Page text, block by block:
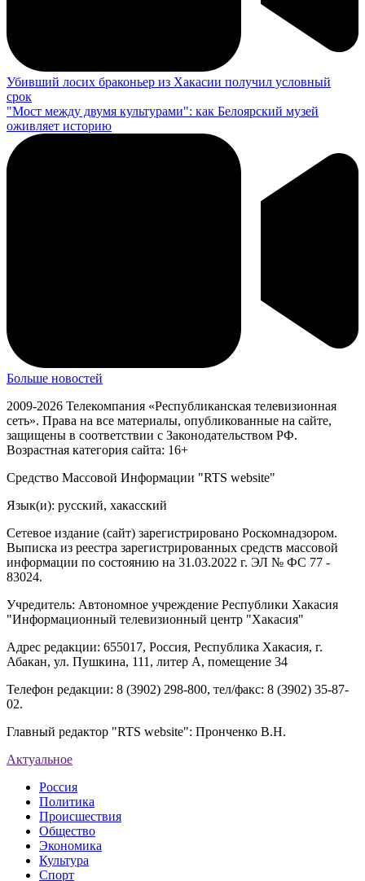
Убивший лосих браконьер из Хакасии получил условный
срок
"Мост между двумя культурами": как Белоярский музей
оживляет историю
Больше новостей
2009-2026 Телекомпания «Республиканская телевизионная
сеть». Права на все материалы, опубликованные на сайте,
защищены в соответствии с Законодательством РФ.
Возрастная категория сайта: 16+
Средство Массовой Информации "RTS website"
Язык(и): русский, хакасский
Сетевое издание (сайт) зарегистрировано Роскомнадзором.
Выписка из реестра зарегистрированных средств массовой
информации по состоянию на 31.03.2022 г. ЭЛ № ФС 77 -
83024.
Учредитель: Автономное учреждение Республики Хакасия
"Информационный телевизионный центр "Хакасия"
Адрес редакции: 655017, Россия, Республика Хакасия, г.
Абакан, ул. Пушкина, 111, литер А, помещение 34
Телефон редакции: 8 (3902) 298-800, тел/факс: 8 (3902) 35-87-
02.
Главный редактор "RTS website": Пронченко В.Н.
Актуальное
Россия
Политика
Происшествия
Общество
Экономика
Культура
Спорт